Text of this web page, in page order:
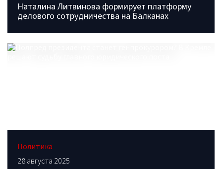
Наталина Литвинова формирует платформу
делового сотрудничества на Балканах
Политика
28 августа 2025